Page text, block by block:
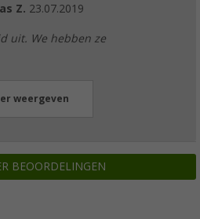
Z. 23.07.2019
uit. We hebben ze
weergeven
BEOORDELINGEN